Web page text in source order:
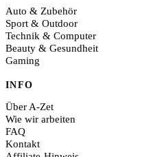
Auto & Zubehör
Sport & Outdoor
Technik & Computer
Beauty & Gesundheit
Gaming
INFO
Über A-Zet
Wie wir arbeiten
FAQ
Kontakt